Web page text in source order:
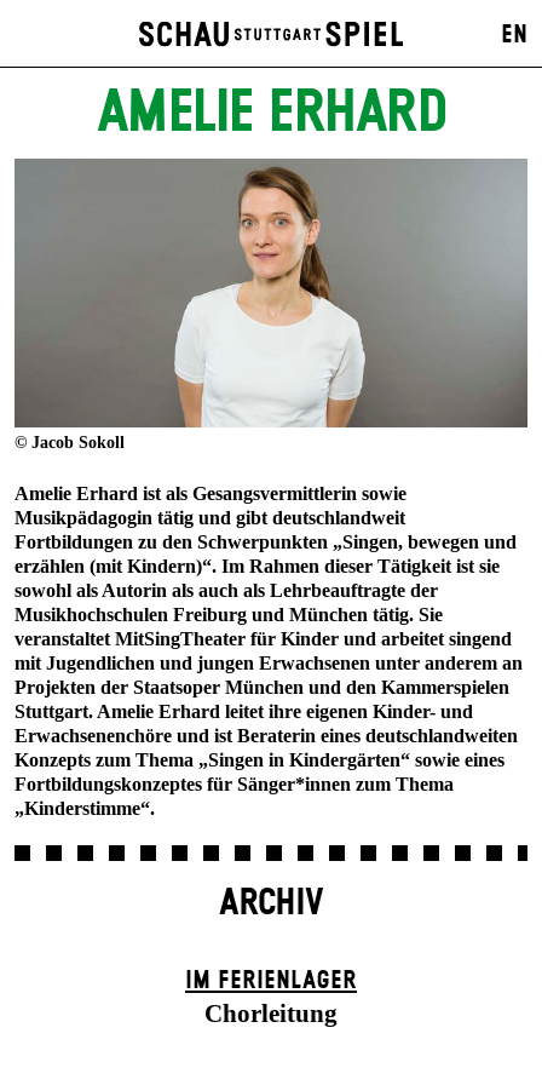
EN
AMELIE ERHARD
© Jacob Sokoll
Amelie Erhard ist als Gesangsvermittlerin sowie
Musikpädagogin tätig und gibt deutschlandweit
Fortbildungen zu den Schwerpunkten „Singen, bewegen und
erzählen (mit Kindern)“. Im Rahmen dieser Tätigkeit ist sie
sowohl als Autorin als auch als Lehrbeauftragte der
Musikhochschulen Freiburg und München tätig. Sie
veranstaltet MitSingTheater für Kinder und arbeitet singend
mit Jugendlichen und jungen Erwachsenen unter anderem an
Projekten der Staatsoper München und den Kammerspielen
Stuttgart. Amelie Erhard leitet ihre eigenen Kinder- und
Erwachsenenchöre und ist Beraterin eines deutschlandweiten
Konzepts zum Thema „Singen in Kindergärten“ sowie eines
Fortbildungskonzeptes für Sänger*innen zum Thema
„Kinderstimme“.
ARCHIV
IM FERIEN­LAGER
Chorleitung